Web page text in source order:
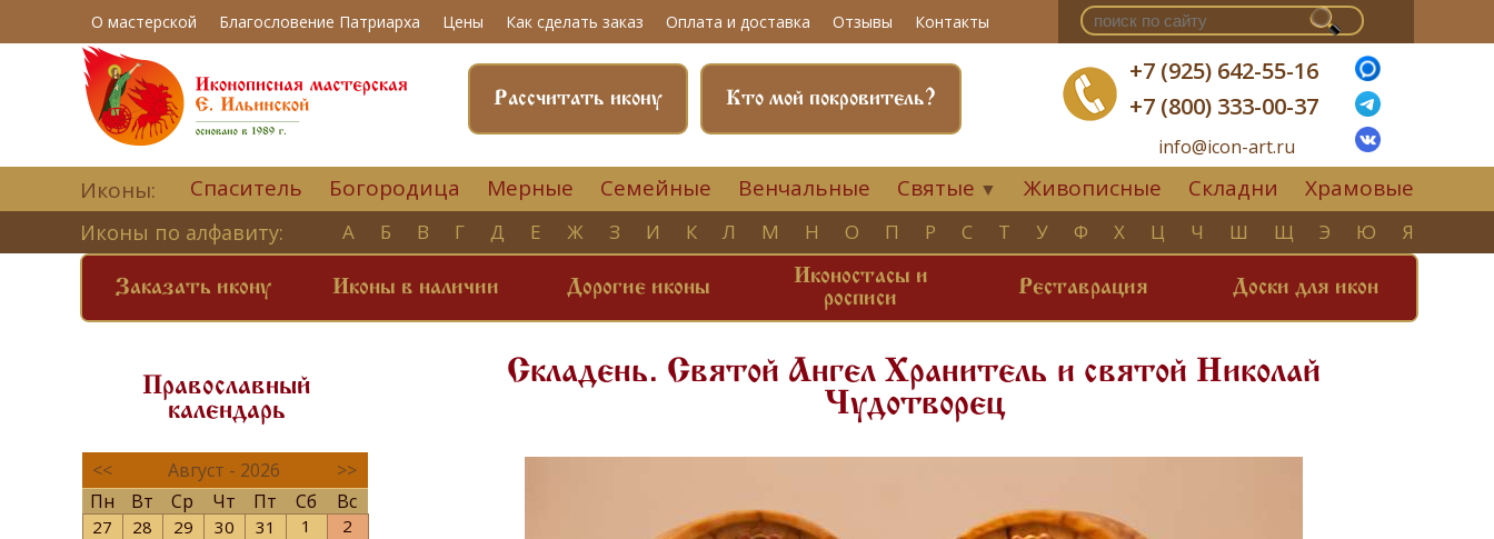
О мастерской Благословение Патриарха Цены Как сделать заказ Оплата и доставка Отзывы Контакты
+7 (925) 642-55-16
+7 (800) 333-00-37
info@icon-art.ru
Кто мой покровитель?
Рассчитать икону
Иконы: Спаситель Богородица Мерные Семейные Венчальные Святые ▼ Живописные Складни Храмовые
Иконы по алфавиту: А Б В Г Д Е Ж З И К Л М Н О П Р С Т У Ф Х Ц Ч Ш Щ Э Ю Я
Заказать икону Иконы в наличии Дорогие иконы
Иконостасы и
росписи
Реставрация Доски для икон
Православный
календарь
<< Август - 2026
>>
Пн
Вт Ср Чт Пт Сб Вс
27 28 29 30 31 1
2
Складень. Святой Ангел Хранитель и святой Николай
Чудотворец